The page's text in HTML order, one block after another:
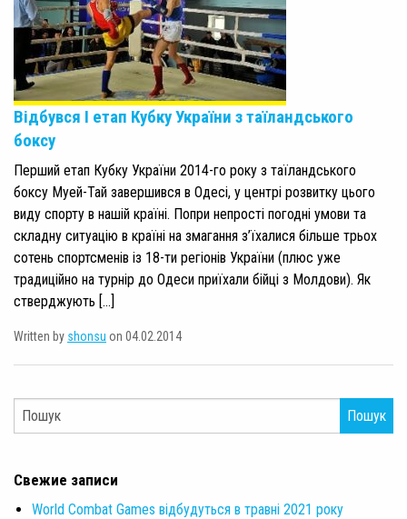
Відбувся І етап Кубку України з таїландського
боксу
Перший етап Кубку України 2014-го року з таїландського
боксу Муей-Тай завершився в Одесі, у центрі розвитку цього
виду спорту в нашій країні. Попри непрості погодні умови та
складну ситуацію в країні на змагання з’їхалися більше трьох
сотень спортсменів із 18-ти регіонів України (плюс уже
традиційно на турнір до Одеси приїхали бійці з Молдови). Як
стверджують […]
Written by shonsu on 04.02.2014
Пошук
Свежие записи
World Combat Games відбудуться в травні 2021 року